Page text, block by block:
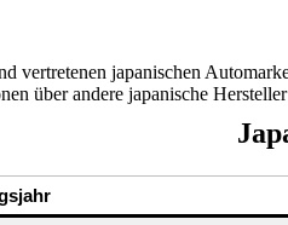
vertretenen japanischen
über andere japanische